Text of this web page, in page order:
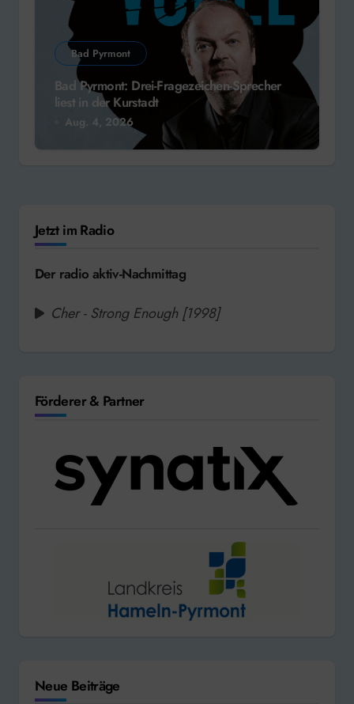
Bad Pyrmont
Bad Pyrmont: Drei-Fragezeichen-Sprecher
liest in der Kurstadt
Aug. 4, 2026
Jetzt im Radio
Der radio aktiv-Nachmittag
Cher - Strong Enough [1998]
Förderer & Partner
Neue Beiträge